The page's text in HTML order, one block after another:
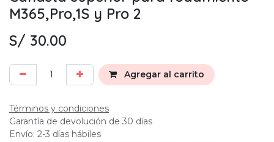
M365,Pro,1S y Pro 2
S/ 30.00
Agregar al carrito
Términos y condiciones
Garantía de devolución de 30 días
Envío: 2-3 días hábiles